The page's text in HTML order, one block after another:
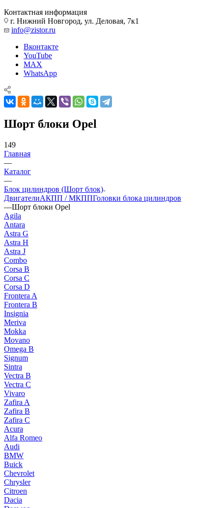
Контактная информация
г. Нижний Новгород, ул. Деловая, 7к1
info@zistor.ru
Вконтакте
YouTube
MAX
WhatsApp
Шорт блоки Opel
149
Главная
—
Каталог
—
Блок цилиндров (Шорт блок)
ДвигателиАКПП / МКППГоловки блока цилиндров
—Шорт блоки Opel
Agila
Antara
Astra G
Astra H
Astra J
Combo
Corsa B
Corsa C
Corsa D
Frontera A
Frontera B
Insignia
Meriva
Mokka
Movano
Omega B
Signum
Sintra
Vectra B
Vectra C
Vivaro
Zafira A
Zafira B
Zafira C
Acura
Alfa Romeo
Audi
BMW
Buick
Chevrolet
Chrysler
Citroen
Dacia